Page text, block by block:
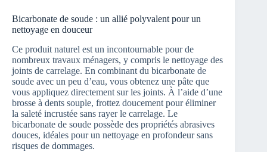
Bicarbonate de soude : un allié polyvalent pour un
nettoyage en douceur
Ce produit naturel est un incontournable pour de
nombreux travaux ménagers, y compris le nettoyage des
joints de carrelage. En combinant du bicarbonate de
soude avec un peu d’eau, vous obtenez une pâte que
vous appliquez directement sur les joints. À l’aide d’une
brosse à dents souple, frottez doucement pour éliminer
la saleté incrustée sans rayer le carrelage. Le
bicarbonate de soude possède des propriétés abrasives
douces, idéales pour un nettoyage en profondeur sans
risques de dommages.